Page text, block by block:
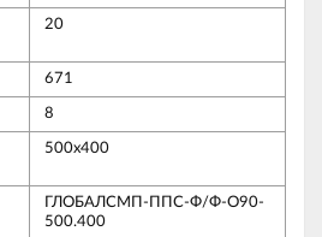
20
671
8
500х400
ГЛОБАЛСМП-ППС-Ф/Ф-О90-
500.400